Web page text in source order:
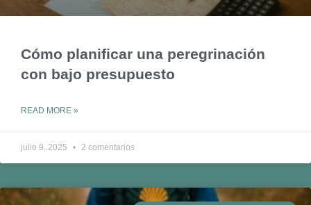
Cómo planificar una peregrinación
con bajo presupuesto
READ MORE »
julio 9, 2025 2 comentarios